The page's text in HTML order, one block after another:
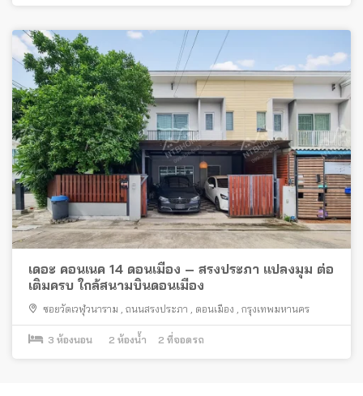
เดอะ คอนเนค 14 ดอนเมือง – สรงประภา แปลงมุม ต่อ
เติมครบ ใกล้สนามบินดอนเมือง
ซอยวัดเวฬุวนาราม , ถนนสรงประภา , ดอนเมือง , กรุงเทพมหานคร
3 ห้องนอน 2 ห้องน้ำ 2 ที่จอดรถ